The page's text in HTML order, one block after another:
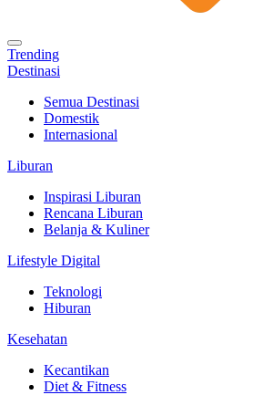
Trending
Destinasi
Semua Destinasi
Domestik
Internasional
Liburan
Inspirasi Liburan
Rencana Liburan
Belanja & Kuliner
Lifestyle Digital
Teknologi
Hiburan
Kesehatan
Kecantikan
Diet & Fitness